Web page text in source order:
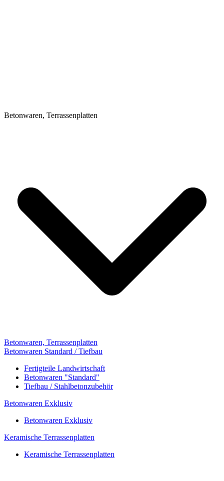
Betonwaren, Terrassenplatten
Betonwaren, Terrassenplatten
Betonwaren Standard / Tiefbau
Fertigteile Landwirtschaft
Betonwaren "Standard"
Tiefbau / Stahlbetonzubehör
Betonwaren Exklusiv
Betonwaren Exklusiv
Keramische Terrassenplatten
Keramische Terrassenplatten